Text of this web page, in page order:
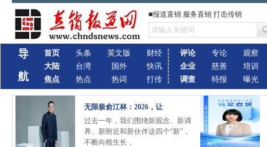
■报道直销 服务直销 打击传销
导
航
首页
大陆
焦点
头条
台湾
热点
英文版
国外
热词
财经
快讯
打传
评论
企业
调查
专论
慈善
特报
观察
培训
曝光
无限极俞江林：2026，让
过去一年，我们围绕新观念、新调
养、新附近和新伙伴这四个“新”，
不断向根生长，